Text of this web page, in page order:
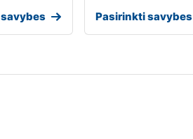
Pasirinkti savybes